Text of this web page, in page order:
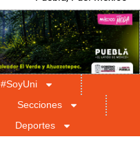
#SoyUni
Secciones
Deportes